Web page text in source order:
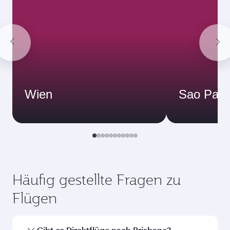
Wien Sao
Häufig gestellte Fragen zu
Flügen